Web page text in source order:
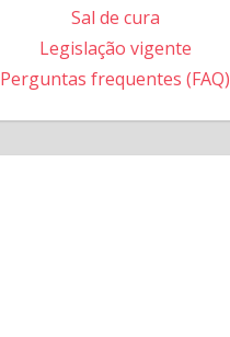
Sal de cura
Legislação vigente
Perguntas frequentes (FAQ)